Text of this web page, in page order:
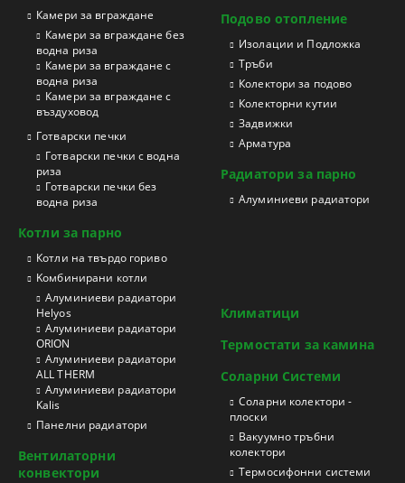
Камери за вграждане
Камери за вграждане без
водна риза
Камери за вграждане с
водна риза
Камери за вграждане с
въздуховод
Готварски печки
Готварски печки с водна
риза
Готварски печки без
водна риза
Котли за парно
Котли на твърдо гориво
Kомбинирани котли
Подово отопление
Изолации и Подложка
Тръби
Колектори за подово
Колекторни кутии
Задвижки
Арматура
Радиатори за парно
Aлуминиеви радиатори
Aлуминиеви радиатори
Helyos
Aлуминиеви радиатори
ORION
Aлуминиеви радиатори
ALL THERM
Aлуминиеви радиатори
Kalis
Панелни радиатори
Вентилаторни
конвектори
Климатици
Термостати за камина
Соларни Системи
Соларни колектори -
плоски
Вакуумно тръбни
колектори
Термосифонни системи